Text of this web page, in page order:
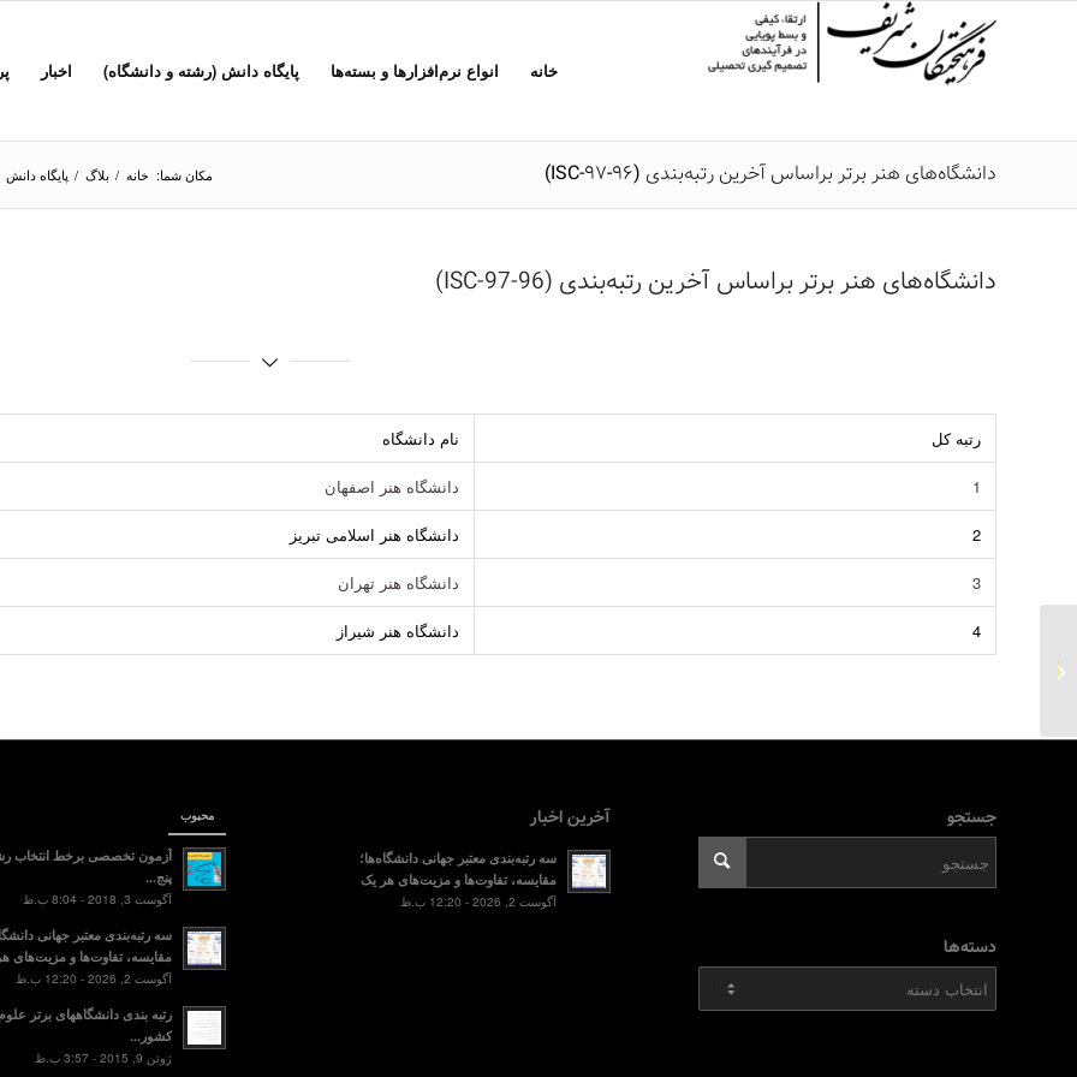
خانه انواع نرم‌افزارها و بسته‌ها پایگاه دانش (رشته و دانشگاه) اخبار
دانشگاه‌‌های هنر برتر بر‌اساس آخرین رتبه‌بندی (96-97-ISC) مکان شما: خانه / بلاگ / پایگاه دانش
دانشگاه‌‌های هنر برتر بر‌اساس آخرین رتبه‌بندی (96-97-ISC)
رتبه کل نام دانشگاه
1 دانشگاه هنر اصفهان
2 دانشگاه هنر اسلامی تبریز
3 دانشگاه هنر تهران
4 دانشگاه هنر شیراز
جستجو
دسته‌ها
آخرین اخبار
سه رتبه‌بندی معتبر جهانی دانشگاه‌ها؛
مقایسه، تفاوت‌ها و مزیت‌های هر یک
آگوست 2, 2026 - 12:20 ب.ظ
محبوب
آزمون تخصصی برخط انتخاب
پنج...
آگوست 3, 2018 - 8:04 ب.ظ
سه رتبه‌بندی معتبر جهانی
مقایسه، تفاوت‌ها و مزیت‌های
آگوست 2, 2026 - 12:20 ب.ظ
رتبه بندی دانشگاههای برتر
کشور...
ژوئن 9, 2015 - 3:57 ب.ظ
نمونه یک انتخاب فرضی